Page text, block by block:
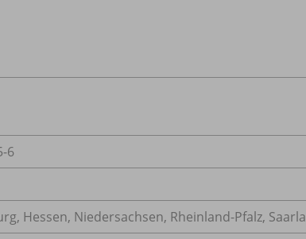
6
Hessen, Niedersachsen, Rheinland-Pfalz,